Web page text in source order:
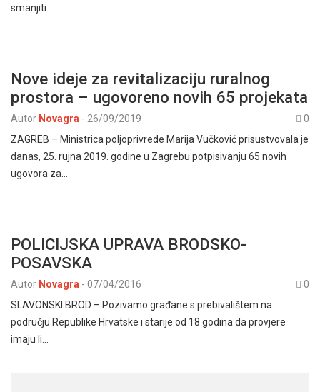
smanjiti…
Nove ideje za revitalizaciju ruralnog
prostora – ugovoreno novih 65 projekata
Autor Novagra - 26/09/2019
0
ZAGREB – Ministrica poljoprivrede Marija Vučković prisustvovala je
danas, 25. rujna 2019. godine u Zagrebu potpisivanju 65 novih
ugovora za…
POLICIJSKA UPRAVA BRODSKO-
POSAVSKA
Autor Novagra - 07/04/2016
0
SLAVONSKI BROD – Pozivamo građane s prebivalištem na
području Republike Hrvatske i starije od 18 godina da provjere
imaju li…